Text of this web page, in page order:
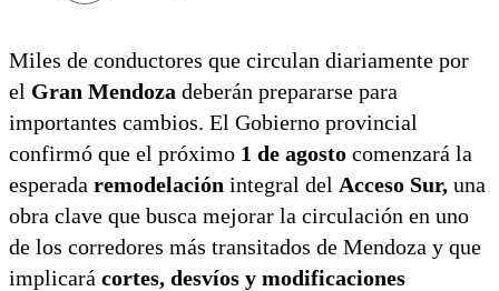
Miles de conductores que circulan diariamente por
el Gran Mendoza deberán prepararse para
importantes cambios. El Gobierno provincial
confirmó que el próximo 1 de agosto comenzará la
esperada remodelación integral del Acceso Sur, una
obra clave que busca mejorar la circulación en uno
de los corredores más transitados de Mendoza y que
implicará cortes, desvíos y modificaciones